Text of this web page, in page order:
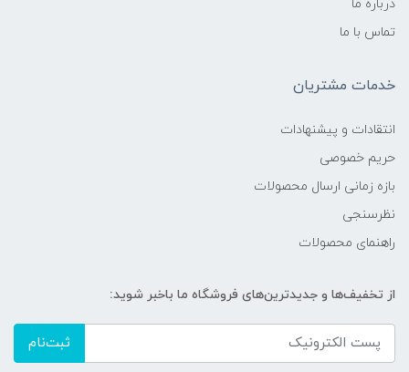
درباره ما
تماس با ما
خدمات مشتریان
انتقادات و پیشنهادات
حریم خصوصی
بازه زمانی ارسال محصولات
نظرسنجی
راهنمای محصولات
از تخفیف‌ها و جدیدترین‌های فروشگاه ما باخبر شوید:
ثبت‌نام